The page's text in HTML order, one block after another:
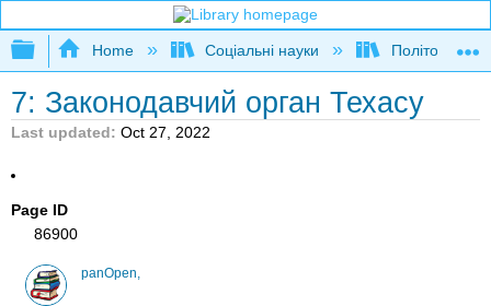
Expand/collapse global hierarchy
Home Соціальні науки Політологія
7: Законодавчий орган Техасу
Last updated Oct 27, 2022
Page ID
86900
panOpen,